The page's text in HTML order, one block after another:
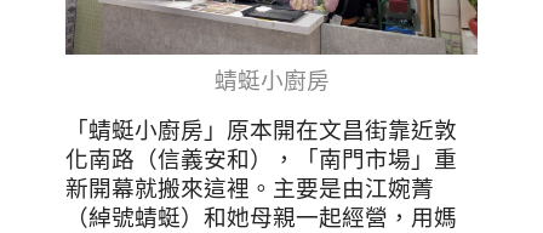
蜻蜓小廚房
「蜻蜓小廚房」原本開在文昌街靠近敦
化南路（信義安和），「南門市場」重
新開幕就搬來這裡。主要是由江婉菁
（綽號蜻蜓）和她母親一起經營，用媽